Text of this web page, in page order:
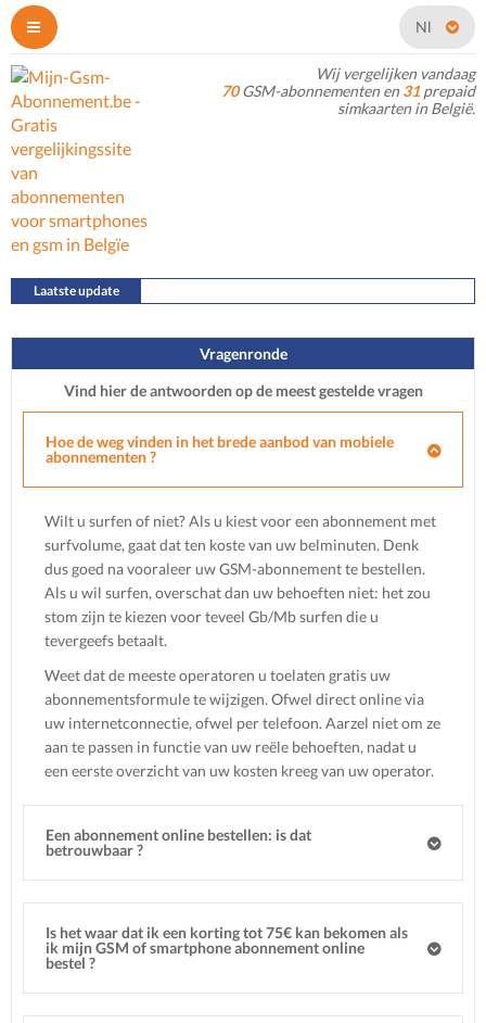
Nl
Wij vergelijken vandaag
70GSM-abonnementen en 31 prepaid
simkaarten in België.
Laatste update
Vragenronde
Vind hier de antwoorden op de meest gestelde vragen
Hoe de weg vinden in het brede aanbod van mobiele
abonnementen ?
Wilt u surfen of niet? Als u kiest voor een abonnement met
surfvolume, gaat dat ten koste van uw belminuten. Denk
dus goed na vooraleer uw GSM-abonnement te bestellen.
Als u wil surfen, overschat dan uw behoeften niet: het zou
stom zijn te kiezen voor teveel Gb/Mb surfen die u
tevergeefs betaalt.
Weet dat de meeste operatoren u toelaten gratis uw
abonnementsformule te wijzigen. Ofwel direct online via
uw internetconnectie, ofwel per telefoon. Aarzel niet om ze
aan te passen in functie van uw reële behoeften, nadat u
een eerste overzicht van uw kosten kreeg van uw operator.
Een abonnement online bestellen: is dat
betrouwbaar ?
Is het waar dat ik een korting tot 75€ kan bekomen als
ik mijn GSM of smartphone abonnement online
bestel ?